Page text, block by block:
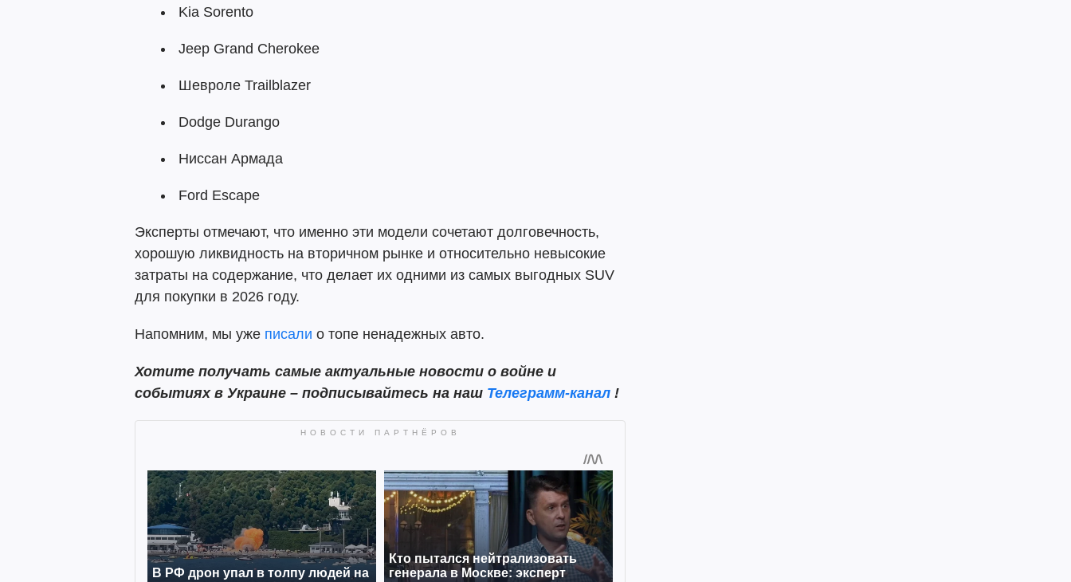
Kia Sorento
Jeep Grand Cherokee
Шевроле Trailblazer
Dodge Durango
Ниссан Армада
Ford Escape
Эксперты отмечают, что именно эти модели сочетают долговечность,
хорошую ликвидность на вторичном рынке и относительно невысокие
затраты на содержание, что делает их одними из самых выгодных SUV
для покупки в 2026 году.
Напомним, мы уже писали о топе ненадежных авто.
Хотите получать самые актуальные новости о войне и
событиях в Украине – подписывайтесь на наш Телеграмм-канал !